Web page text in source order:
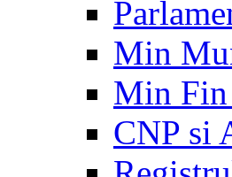
Min
Min Fin
CNP si